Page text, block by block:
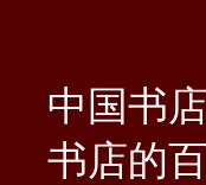
中国书店
书店的